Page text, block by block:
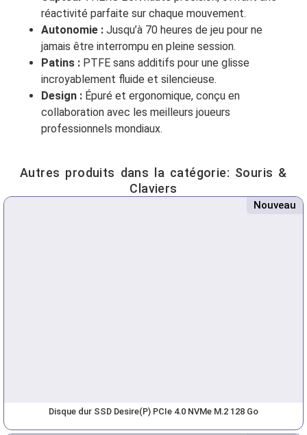
réactivité parfaite sur chaque mouvement.
Autonomie : Jusqu’à 70 heures de jeu pour ne
jamais être interrompu en pleine session.
Patins : PTFE sans additifs pour une glisse
incroyablement fluide et silencieuse.
Design : Épuré et ergonomique, conçu en
collaboration avec les meilleurs joueurs
professionnels mondiaux.
Autres produits dans la catégorie: Souris &
Claviers
Nouveau
Disque dur SSD Desire(P) PCIe 4.0 NVMe M.2 128 Go